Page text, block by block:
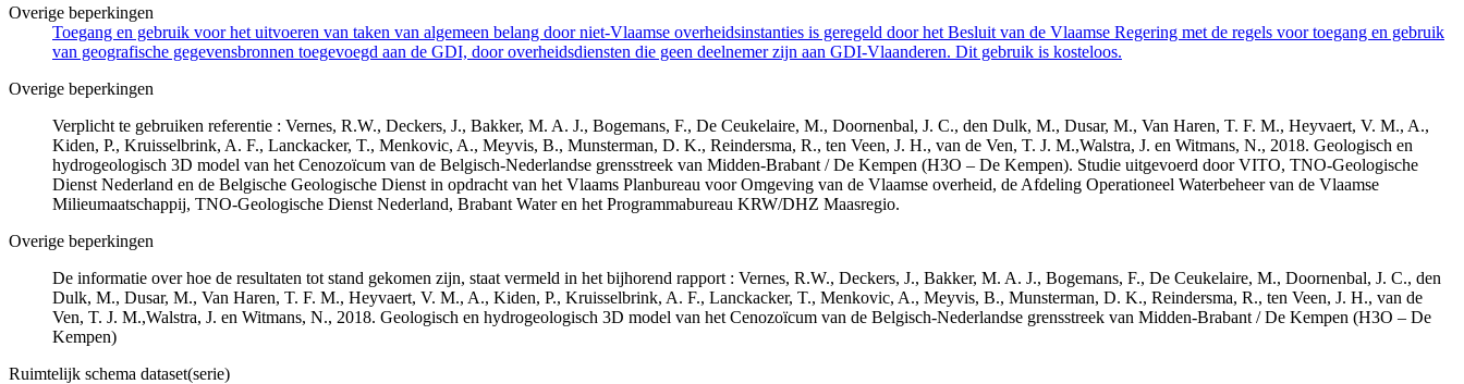
Overige beperkingen
Toegang en gebruik voor het uitvoeren van taken van algemeen belang door niet-Vlaamse overheidsinstanties is geregeld door het Besluit van de Vlaamse Regering met de regels voor toegang en gebruik
van geografische gegevensbronnen toegevoegd aan de GDI, door overheidsdiensten die geen deelnemer zijn aan GDI-Vlaanderen. Dit gebruik is kosteloos.
Overige beperkingen
Verplicht te gebruiken referentie : Vernes, R.W., Deckers, J., Bakker, M. A. J., Bogemans, F., De Ceukelaire, M., Doornenbal, J. C., den Dulk, M., Dusar, M., Van Haren, T. F. M., Heyvaert, V. M., A.,
Kiden, P., Kruisselbrink, A. F., Lanckacker, T., Menkovic, A., Meyvis, B., Munsterman, D. K., Reindersma, R., ten Veen, J. H., van de Ven, T. J. M.,Walstra, J. en Witmans, N., 2018. Geologisch en
hydrogeologisch 3D model van het Cenozoïcum van de Belgisch-Nederlandse grensstreek van Midden-Brabant / De Kempen (H3O – De Kempen). Studie uitgevoerd door VITO, TNO-Geologische
Dienst Nederland en de Belgische Geologische Dienst in opdracht van het Vlaams Planbureau voor Omgeving van de Vlaamse overheid, de Afdeling Operationeel Waterbeheer van de Vlaamse
Milieumaatschappij, TNO-Geologische Dienst Nederland, Brabant Water en het Programmabureau KRW/DHZ Maasregio.
Overige beperkingen
De informatie over hoe de resultaten tot stand gekomen zijn, staat vermeld in het bijhorend rapport : Vernes, R.W., Deckers, J., Bakker, M. A. J., Bogemans, F., De Ceukelaire, M., Doornenbal, J. C., den
Dulk, M., Dusar, M., Van Haren, T. F. M., Heyvaert, V. M., A., Kiden, P., Kruisselbrink, A. F., Lanckacker, T., Menkovic, A., Meyvis, B., Munsterman, D. K., Reindersma, R., ten Veen, J. H., van de
Ven, T. J. M.,Walstra, J. en Witmans, N., 2018. Geologisch en hydrogeologisch 3D model van het Cenozoïcum van de Belgisch-Nederlandse grensstreek van Midden-Brabant / De Kempen (H3O – De
Kempen)
Ruimtelijk schema dataset(serie)